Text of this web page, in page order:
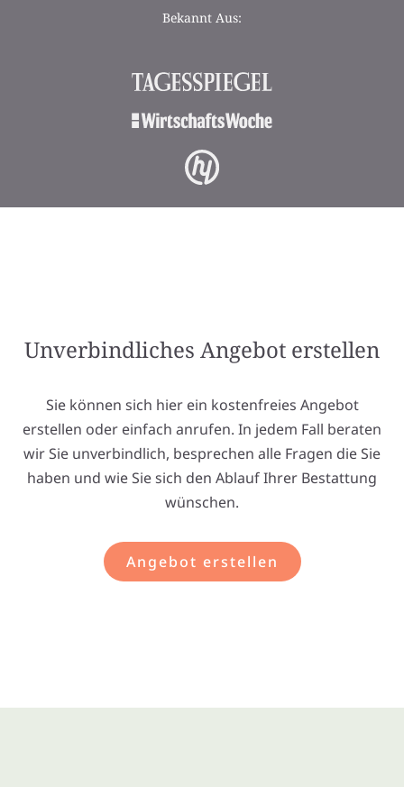
Bekannt Aus:
Unverbindliches Angebot erstellen
Sie können sich hier ein kostenfreies Angebot
erstellen oder einfach anrufen. In jedem Fall beraten
wir Sie unverbindlich, besprechen alle Fragen die Sie
haben und wie Sie sich den Ablauf Ihrer Bestattung
wünschen.
Angebot erstellen